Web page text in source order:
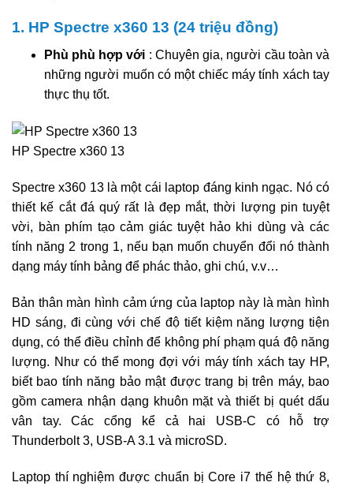
1. HP Spectre x360 13 (24 triệu đồng)
Phù phù hợp với : Chuyên gia, người cầu toàn và
những người muốn có một chiếc máy tính xách tay
thực thụ tốt.
HP Spectre x360 13
Spectre x360 13 là một cái laptop đáng kinh ngạc. Nó có
thiết kế cắt đá quý rất là đẹp mắt, thời lượng pin tuyệt
vời, bàn phím tạo cảm giác tuyệt hảo khi dùng và các
tính năng 2 trong 1, nếu bạn muốn chuyển đổi nó thành
dạng máy tính bảng để phác thảo, ghi chú, v.v…
Bản thân màn hình cảm ứng của laptop này là màn hình
HD sáng, đi cùng với chế độ tiết kiệm năng lượng tiện
dụng, có thể điều chỉnh để không phí phạm quá độ năng
lượng. Như có thể mong đợi với máy tính xách tay HP,
biết bao tính năng bảo mật được trang bị trên máy, bao
gồm camera nhận dạng khuôn mặt và thiết bị quét dấu
vân tay. Các cổng kể cả hai USB-C có hỗ trợ
Thunderbolt 3, USB-A 3.1 và microSD.
Laptop thí nghiệm được chuẩn bị Core i7 thế hệ thứ 8,